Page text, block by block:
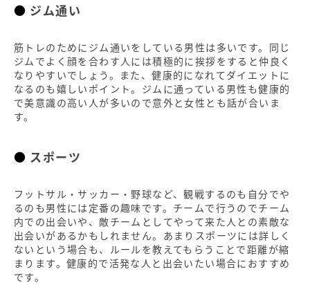
ジム通い
筋トレのためにジム通いをしている男性は多いです。同じ
ジムでよく顔を合わす人には積極的に挨拶をすると仲良く
なりやすいでしょう。また、健康的になれてダイエットに
なるのも嬉しいポイント。ジムに通っている男性も健康的
で美意識の高い人が多いので意外と女性とも話が合いま
す。
スポーツ
フットサル・サッカー・野球など、観戦するのも自分でや
るのも男性には定番の趣味です。チームで行うのでチーム
内での出会いや、敵チームとしてやって来た人との素敵な
出会いがあるかもしれません。あまりスポーツには詳しく
ないという場合も、ルールを教えてもらうことで距離が縮
まります。健康的で活発な人と出会いたい場合におすすめ
です。